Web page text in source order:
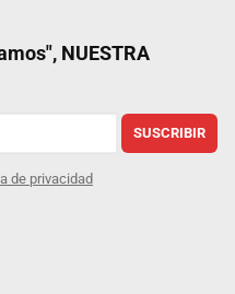
NUESTRA
SUSCRIBIR
de privacidad